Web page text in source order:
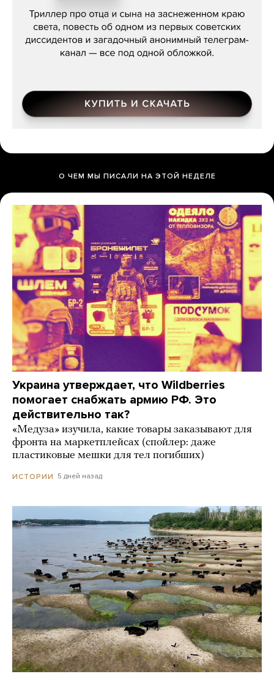
О ЧЕМ МЫ ПИСАЛИ НА ЭТОЙ НЕДЕЛЕ
Украина утверждает, что Wildberries
помогает снабжать армию РФ. Это
действительно так?
«Медуза» изучила, какие товары заказывают для
фронта на маркетплейсах (спойлер: даже
пластиковые мешки для тел погибших)
ИСТОРИИ 5 дней назад